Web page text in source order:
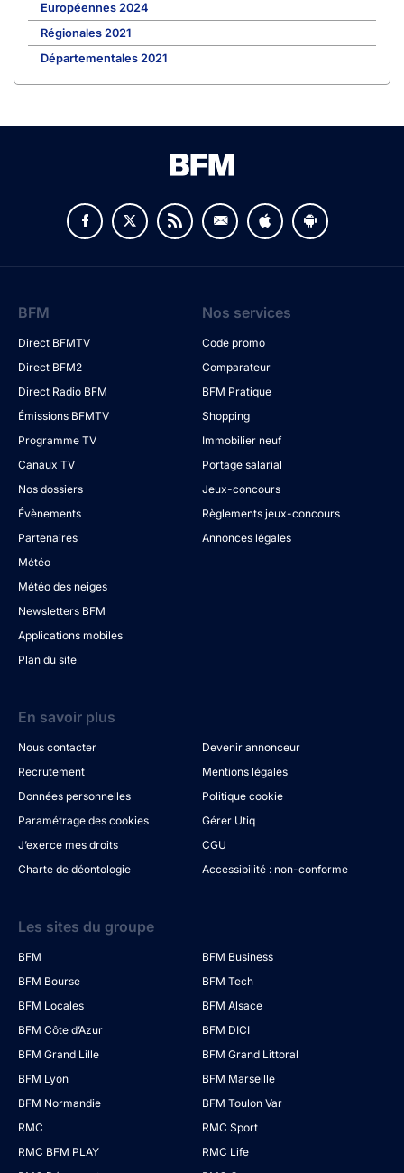
Européennes 2024
Régionales 2021
Départementales 2021
BFM
Direct BFMTV
Direct BFM2
Direct Radio BFM
Émissions BFMTV
Programme TV
Canaux TV
Nos dossiers
Évènements
Partenaires
Météo
Météo des neiges
Newsletters BFM
Applications mobiles
Plan du site
Nos services
Code promo
Comparateur
BFM Pratique
Shopping
Immobilier neuf
Portage salarial
Jeux-concours
Règlements jeux-concours
Annonces légales
En savoir plus
Nous contacter
Devenir annonceur
Recrutement
Mentions légales
Données personnelles
Politique cookie
Paramétrage des cookies
Gérer Utiq
J’exerce mes droits
CGU
Charte de déontologie
Accessibilité : non-conforme
Les sites du groupe
BFM
BFM Business
BFM Bourse
BFM Tech
BFM Locales
BFM Alsace
BFM Côte d’Azur
BFM DICI
BFM Grand Lille
BFM Grand Littoral
BFM Lyon
BFM Marseille
BFM Normandie
BFM Toulon Var
RMC
RMC Sport
RMC BFM PLAY
RMC Life